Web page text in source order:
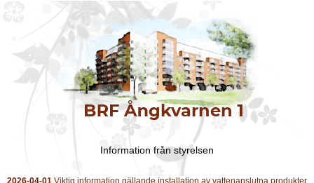
Information från styrelsen
2026-04-01 Viktig information gällande installation av vattenanslutna produkter